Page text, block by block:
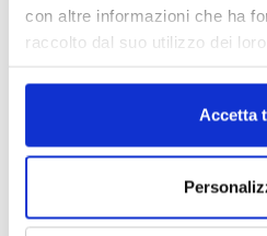
con altre informazioni che ha
raccolto dal suo utilizzo dei loro
Accetta
Intesa-Ubi, via
17 Luglio 2020
richiami
Rilancio